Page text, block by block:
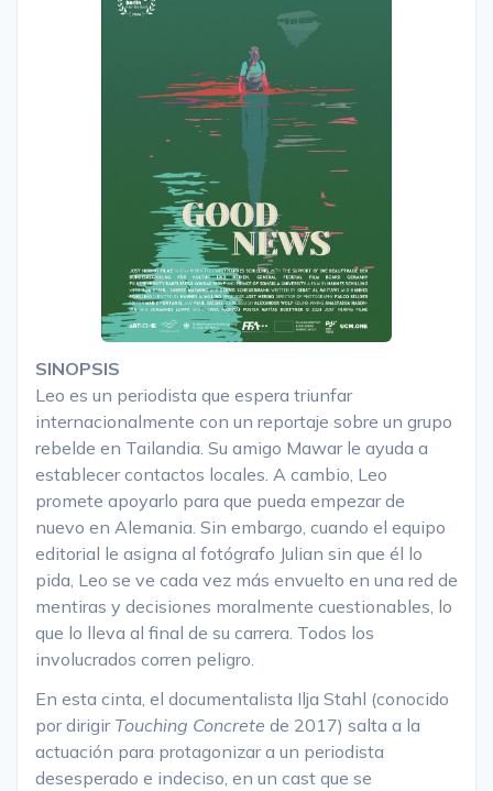
SINOPSIS
Leo es un periodista que espera triunfar
internacionalmente con un reportaje sobre un grupo
rebelde en Tailandia. Su amigo Mawar le ayuda a
establecer contactos locales. A cambio, Leo
promete apoyarlo para que pueda empezar de
nuevo en Alemania. Sin embargo, cuando el equipo
editorial le asigna al fotógrafo Julian sin que él lo
pida, Leo se ve cada vez más envuelto en una red de
mentiras y decisiones moralmente cuestionables, lo
que lo lleva al final de su carrera. Todos los
involucrados corren peligro.
En esta cinta, el documentalista Ilja Stahl (conocido
por dirigir Touching Concrete de 2017) salta a la
actuación para protagonizar a un periodista
desesperado e indeciso, en un cast que se